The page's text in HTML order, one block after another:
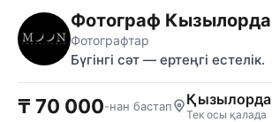
Фотограф Кызылорда
Фотографтар
Бүгінгі сәт — ертеңгі естелік.
₸ 70 000-нан бастап Қызылорда
Тек осы қалада